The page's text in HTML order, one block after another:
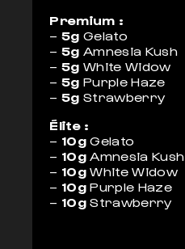
Premium :
–5g Gelato
–5g Amnesia Kush
–5g White Widow
–5g Purple Haze
–5g Strawberry
Élite :
– 10g Gelato
– 10g Amnesia Kush
– 10g White Widow
– 10g Purple Haze
– 10g Strawberry